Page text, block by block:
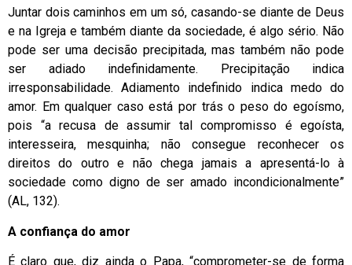
Juntar dois caminhos em um só, casando-se diante de Deus
e na Igreja e também diante da sociedade, é algo sério. Não
pode ser uma decisão precipitada, mas também não pode
ser adiado indefinidamente. Precipitação indica
irresponsabilidade. Adiamento indefinido indica medo do
amor. Em qualquer caso está por trás o peso do egoísmo,
pois “a recusa de assumir tal compromisso é egoísta,
interesseira, mesquinha; não consegue reconhecer os
direitos do outro e não chega jamais a apresentá-lo à
sociedade como digno de ser amado incondicionalmente”
(AL, 132).
A confiança do amor
É claro que, diz ainda o Papa, “comprometer-se de forma